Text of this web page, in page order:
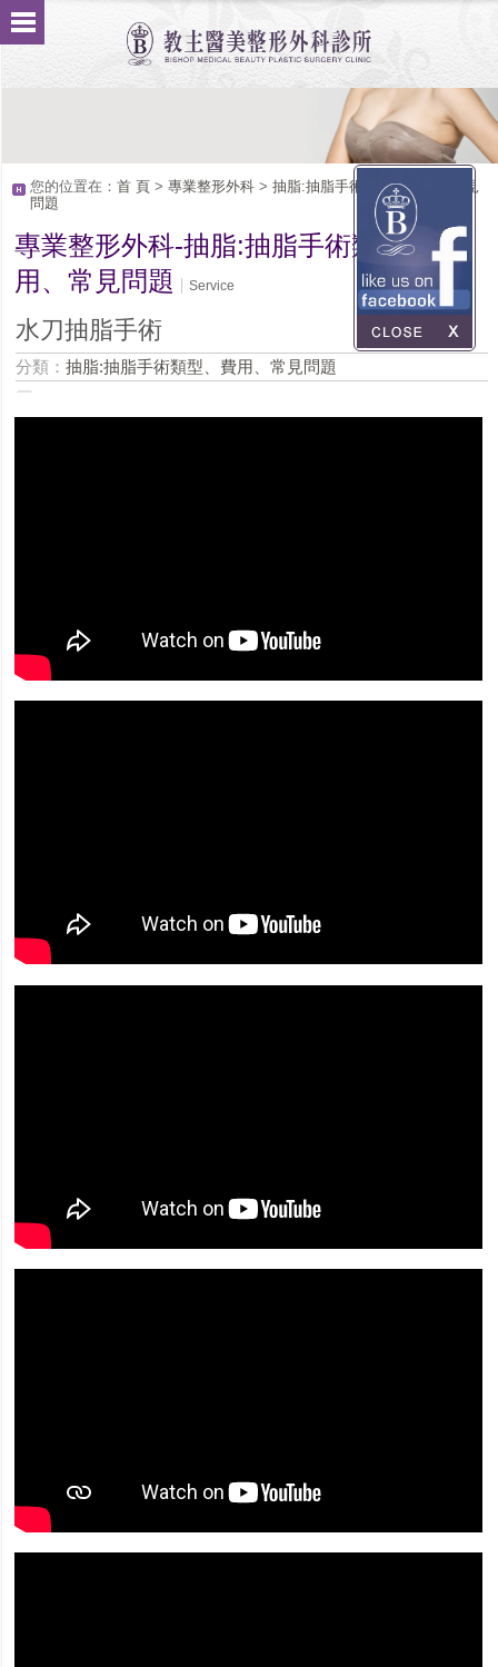
您的位置在： 首 頁> 專業整形外科> 抽脂:抽脂手術類型、費用、常見
問題
專業整形外科-抽脂:抽脂手術類型、費
用、常見問題
Service
水刀抽脂手術
分類： 抽脂:抽脂手術類型、費用、常見問題